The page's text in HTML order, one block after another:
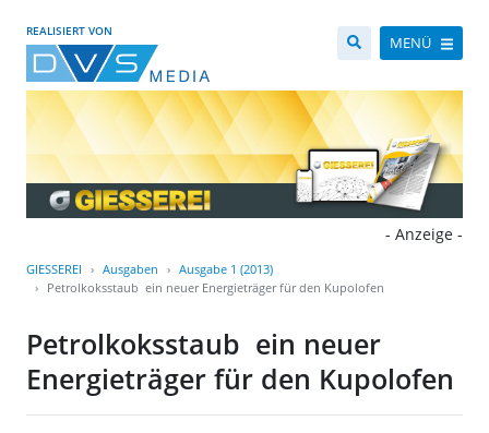
REALISIERT VON
MENÜ
- Anzeige -
GIESSEREI Ausgaben
Ausgabe 1 (2013)
Petrolkoksstaub  ein neuer Energieträger für den Kupolofen
Petrolkoksstaub  ein neuer
Energieträger für den Kupolofen